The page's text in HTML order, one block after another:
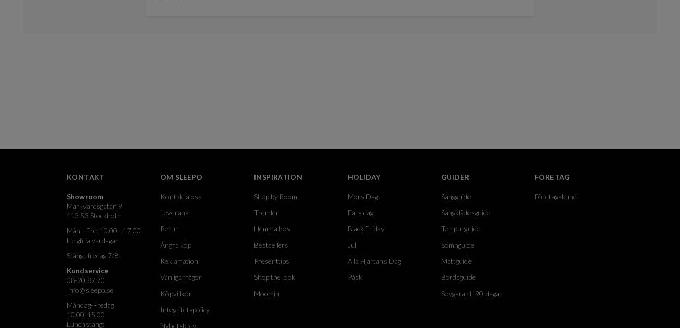
KONTAKT
Showroom
Markvardsgatan 9
113 53 Stockholm
Mån - Fre: 10.00 - 17.00
Helgfria vardagar
Stängt fredag 7/8
Kundservice
08-20 87 70
Info@sleepo.se
Måndag-Fredag
10.00-15.00
Lunchstängt
OM SLEEPO
Kontakta oss
Leverans
Retur
Ångra köp
Reklamation
Vanliga frågor
Köpvillkor
Integritetspolicy
Nyhetsbrev
INSPIRATION
Shop by Room
Trender
Hemma hos
Bestsellers
Presenttips
Shop the look
Moomin
HOLIDAY
Mors Dag
Fars dag
Black Friday
Jul
Alla Hjärtans Dag
Påsk
GUIDER
Sängguide
Sängklädesguide
Tempurguide
Sömnguide
Mattguide
Bordsguide
Sovgaranti 90-dagar
FÖRETAG
Företagskund